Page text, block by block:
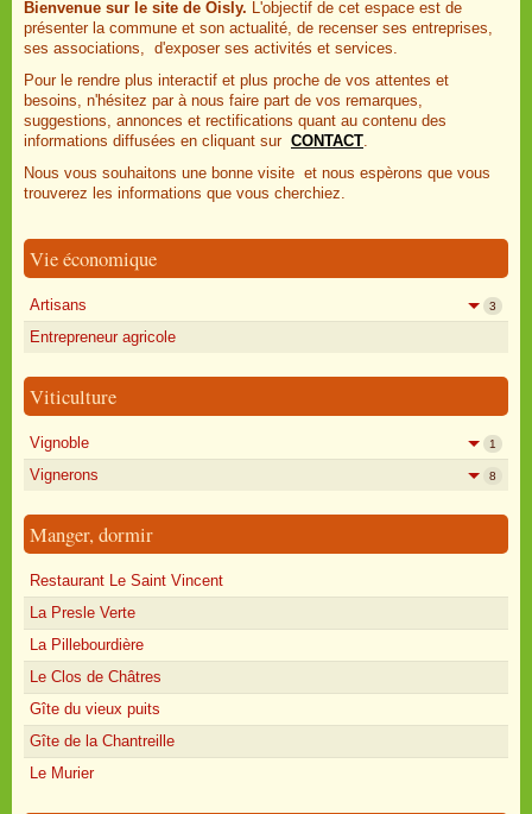
Bienvenue sur le site de Oisly. L'objectif de cet espace est de
présenter la commune et son actualité, de recenser ses entreprises,
ses associations, d'exposer ses activités et services.
Pour le rendre plus interactif et plus proche de vos attentes et
besoins, n'hésitez par à nous faire part de vos remarques,
suggestions, annonces et rectifications quant au contenu des
informations diffusées en cliquant sur CONTACT.
Nous vous souhaitons une bonne visite et nous espèrons que vous
trouverez les informations que vous cherchiez.
Vie économique
Artisans 3
Entrepreneur agricole
Viticulture
Vignoble 1
Vignerons 8
Manger, dormir
Restaurant Le Saint Vincent
La Presle Verte
La Pillebourdière
Le Clos de Châtres
Gîte du vieux puits
Gîte de la Chantreille
Le Murier